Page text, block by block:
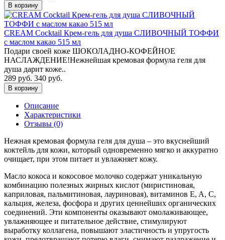
В корзину
CREAM Cocktail Крем-гель для душа СЛИВОЧНЫЙ ТОФФИ
с маслом какао 515 мл
Подари своей коже ШОКОЛАДНО-КОФЕЙНОЕ
НАСЛАЖДЕНИЕ!Нежнейшая кремовая формула геля для
душа дарит коже..
289 руб. 340 руб.
В корзину
Описание
Характеристики
Отзывы (0)
Нежная кремовая формула геля для душа – это вкуснейший
коктейль для кожи, который одновременно мягко и аккуратно
очищает, при этом питает и увлажняет кожу.
Масло кокоса и кокосовое молочко содержат уникальную
комбинацию полезных жирных кислот (миристиновая,
каприловая, пальмитиновая, лауриновая), витаминов E, A, C,
кальция, железа, фосфора и других ценнейших органических
соединений. Эти компоненты оказывают омолаживающее,
увлажняющее и питательное действие, стимулируют
выработку коллагена, повышают эластичность и упругость